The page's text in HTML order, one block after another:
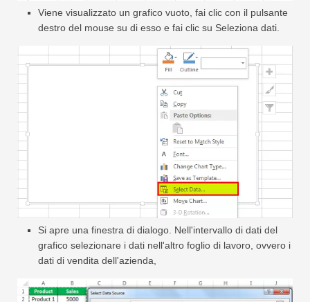
Viene visualizzato un grafico vuoto, fai clic con il pulsante
destro del mouse su di esso e fai clic su Seleziona dati.
Si apre una finestra di dialogo. Nell'intervallo di dati del
grafico selezionare i dati nell'altro foglio di lavoro, ovvero i
dati di vendita dell'azienda,